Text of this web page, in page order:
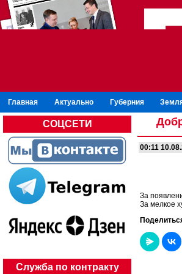
Главная Актуально Губерния
СОЦСЕТИ
Служба по контракту
00:11
За
За мелкое